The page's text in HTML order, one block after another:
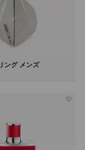
ング メンズ